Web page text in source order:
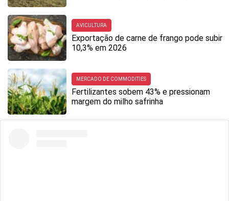
AVICULTURA
Exportação de carne de frango pode subir
10,3% em 2026
MERCADO DE COMMODITIES
Fertilizantes sobem 43% e pressionam
margem do milho safrinha